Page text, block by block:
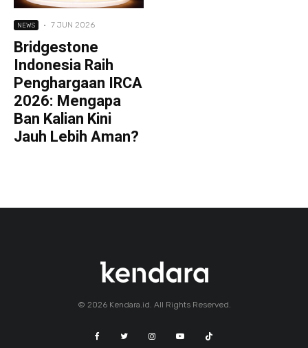
NEWS · 7 JUN 2026
Bridgestone
Indonesia Raih
Penghargaan IRCA
2026: Mengapa
Ban Kalian Kini
Jauh Lebih Aman?
© 2026 Kendara.id. All Rights Reserved.